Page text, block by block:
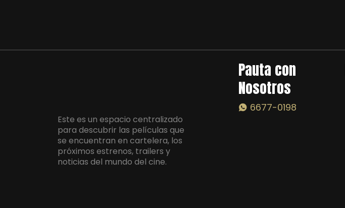
Este es un espacio centralizado
para descubrir las películas que
se encuentran en cartelera, los
próximos estrenos, trailers y
noticias del mundo del cine.
Pauta con
Nosotros
6677-0198